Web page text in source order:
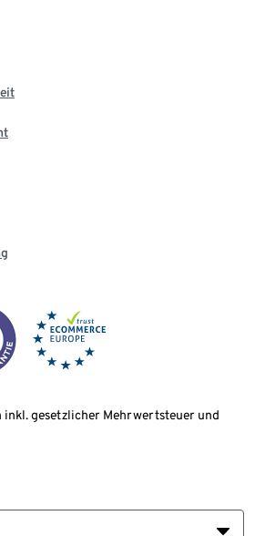
inkl. gesetzlicher Mehrwertsteuer und